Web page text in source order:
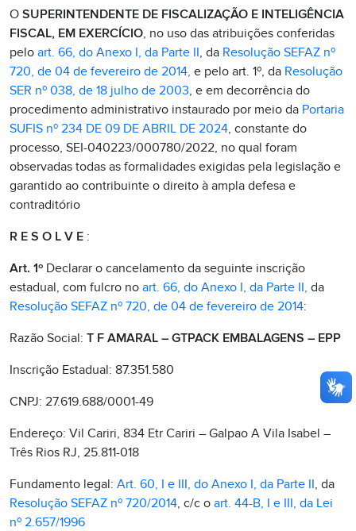
O SUPERINTENDENTE DE FISCALIZAÇÃO E INTELIGÊNCIA
FISCAL, EM EXERCÍCIO, no uso das atribuições conferidas
pelo art. 66, do Anexo I, da Parte II, da Resolução SEFAZ nº
720, de 04 de fevereiro de 2014, e pelo art. 1º, da Resolução
SER nº 038, de 18 julho de 2003, e em decorrência do
procedimento administrativo instaurado por meio da Portaria
SUFIS nº 234 DE 09 DE ABRIL DE 2024, constante do
processo, SEI-040223/000780/2022, no qual foram
observadas todas as formalidades exigidas pela legislação e
garantido ao contribuinte o direito à ampla defesa e
contraditório
R E S O L V E :
Art. 1º Declarar o cancelamento da seguinte inscrição
estadual, com fulcro no art. 66, do Anexo I, da Parte II, da
Resolução SEFAZ nº 720, de 04 de fevereiro de 2014:
Razão Social: T F AMARAL – GTPACK EMBALAGENS – EPP
Inscrição Estadual: 87.351.580
CNPJ: 27.619.688/0001-49
Endereço: Vil Cariri, 834 Etr Cariri – Galpao A Vila Isabel –
Três Rios RJ, 25.811-018
Fundamento legal: Art. 60, I e III, do Anexo I, da Parte II, da
Resolução SEFAZ nº 720/2014, c/c o art. 44-B, I e III, da Lei
nº 2.657/1996